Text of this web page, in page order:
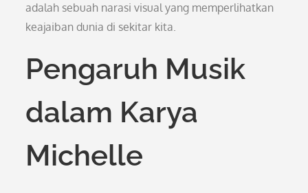
adalah sebuah narasi visual yang memperlihatkan
keajaiban dunia di sekitar kita.
Pengaruh Musik
dalam Karya
Michelle